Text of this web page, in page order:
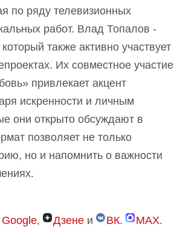
по ряду телевизионных
работ. Влад Топалов -
также активно участвует
Их совместное участие
привлекает акцент
искренности и личным
они открыто обсуждают в
позволяет не только
но и напомнить о важности
Google, Дзене и ВК. MAX.